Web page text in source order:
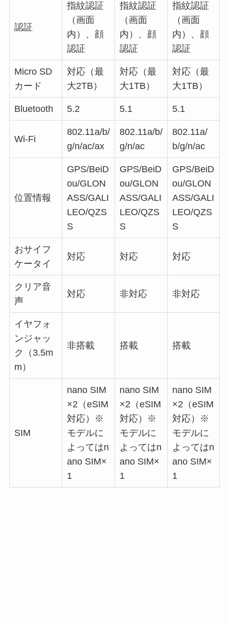
認証
指紋認証
（画面
内）、顔
認証
指紋認証
（画面
内）、顔
認証
指紋認証
（画面
内）、顔
認証
Micro SD
カード
対応（最
大2TB）
対応（最
大1TB）
対応（最
大1TB）
Bluetooth 5.2 5.1 5.1
Wi-Fi
802.11a/b/
g/n/ac/ax
802.11a/b/
g/n/ac
802.11a/
b/g/n/ac
位置情報
GPS/BeiD
ou/GLON
ASS/GALI
LEO/QZS
S
GPS/BeiD
ou/GLON
ASS/GALI
LEO/QZS
S
GPS/BeiD
ou/GLON
ASS/GALI
LEO/QZS
S
おサイフ
ケータイ
対応 対応 対応
クリア音
声
対応 非対応 非対応
イヤフォ
ンジャッ
ク（3.5m
m）
非搭載 搭載 搭載
SIM
nano SIM
×2（eSIM
対応）※
モデルに
よってはn
ano SIM×
1
nano SIM
×2（eSIM
対応）※
モデルに
よってはn
ano SIM×
1
nano SIM
×2（eSIM
対応）※
モデルに
よってはn
ano SIM×
1